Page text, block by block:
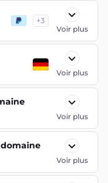
+3
Voir plus
Voir plus
Voir plus
Voir plus